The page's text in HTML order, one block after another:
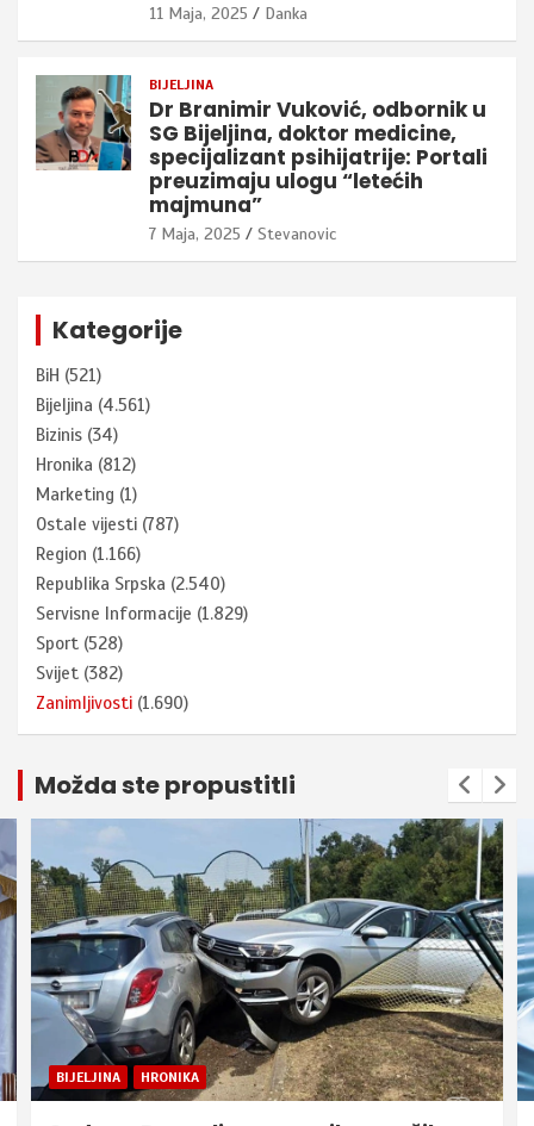
11 Maja, 2025 Danka
BIJELJINA
Dr Branimir Vuković, odbornik u
SG Bijeljina, doktor medicine,
specijalizant psihijatrije: Portali
preuzimaju ulogu “letećih
majmuna”
7 Maja, 2025 Stevanovic
Kategorije
BiH (521)
Bijeljina (4.561)
Bizinis (34)
Hronika (812)
Marketing (1)
Ostale vijesti (787)
Region (1.166)
Republika Srpska (2.540)
Servisne Informacije (1.829)
Sport (528)
Svijet (382)
Zanimljivosti (1.690)
Možda ste propustitli
BIJELJINA HRONIKA